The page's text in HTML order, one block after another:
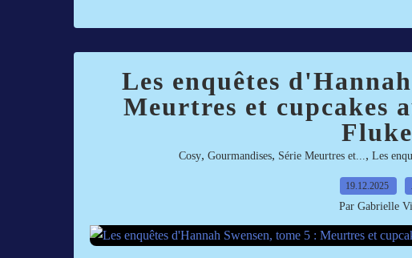
Les enquêtes
Meurtres et cupcakes
Cosy, Gourmandises, Série Meurtres et..., Les
19.12.2025
Par Gabrielle